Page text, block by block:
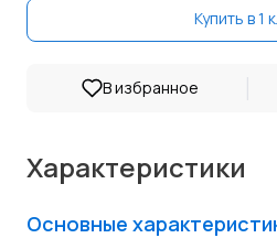
Купить в 1
В избранное |
Характеристики
Основные